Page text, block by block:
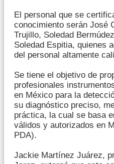
El personal que se
conocimiento serán José
Trujillo, Soledad
Soledad Espitia, quienes
del personal altamente
Se tiene el objetivo de
profesionales
en México para la
su diagnóstico preciso,
práctica, la cual se basa
válidos y autorizados en
PDA).
Jackie Martínez Juárez,